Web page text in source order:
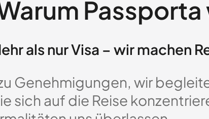
Passporta
als nur Visa – wir machen
Genehmigungen, wir
sich auf die Reise